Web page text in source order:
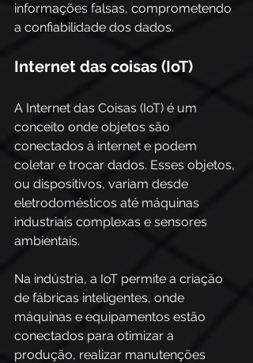
informações falsas, comprometendo
a confiabilidade dos dados.
Internet das coisas (IoT)
A Internet das Coisas (IoT) é um
conceito onde objetos são
conectados à internet e podem
coletar e trocar dados. Esses objetos,
ou dispositivos, variam desde
eletrodomésticos até máquinas
industriais complexas e sensores
ambientais.
Na indústria, a IoT permite a criação
de fábricas inteligentes, onde
máquinas e equipamentos estão
conectados para otimizar a
produção, realizar manutenções